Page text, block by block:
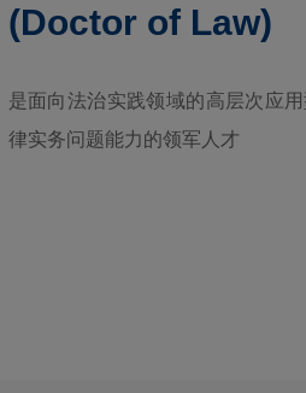
(Doctor of Law)
是面向法治实践领域的高层次应
律实务问题能力的领军人才